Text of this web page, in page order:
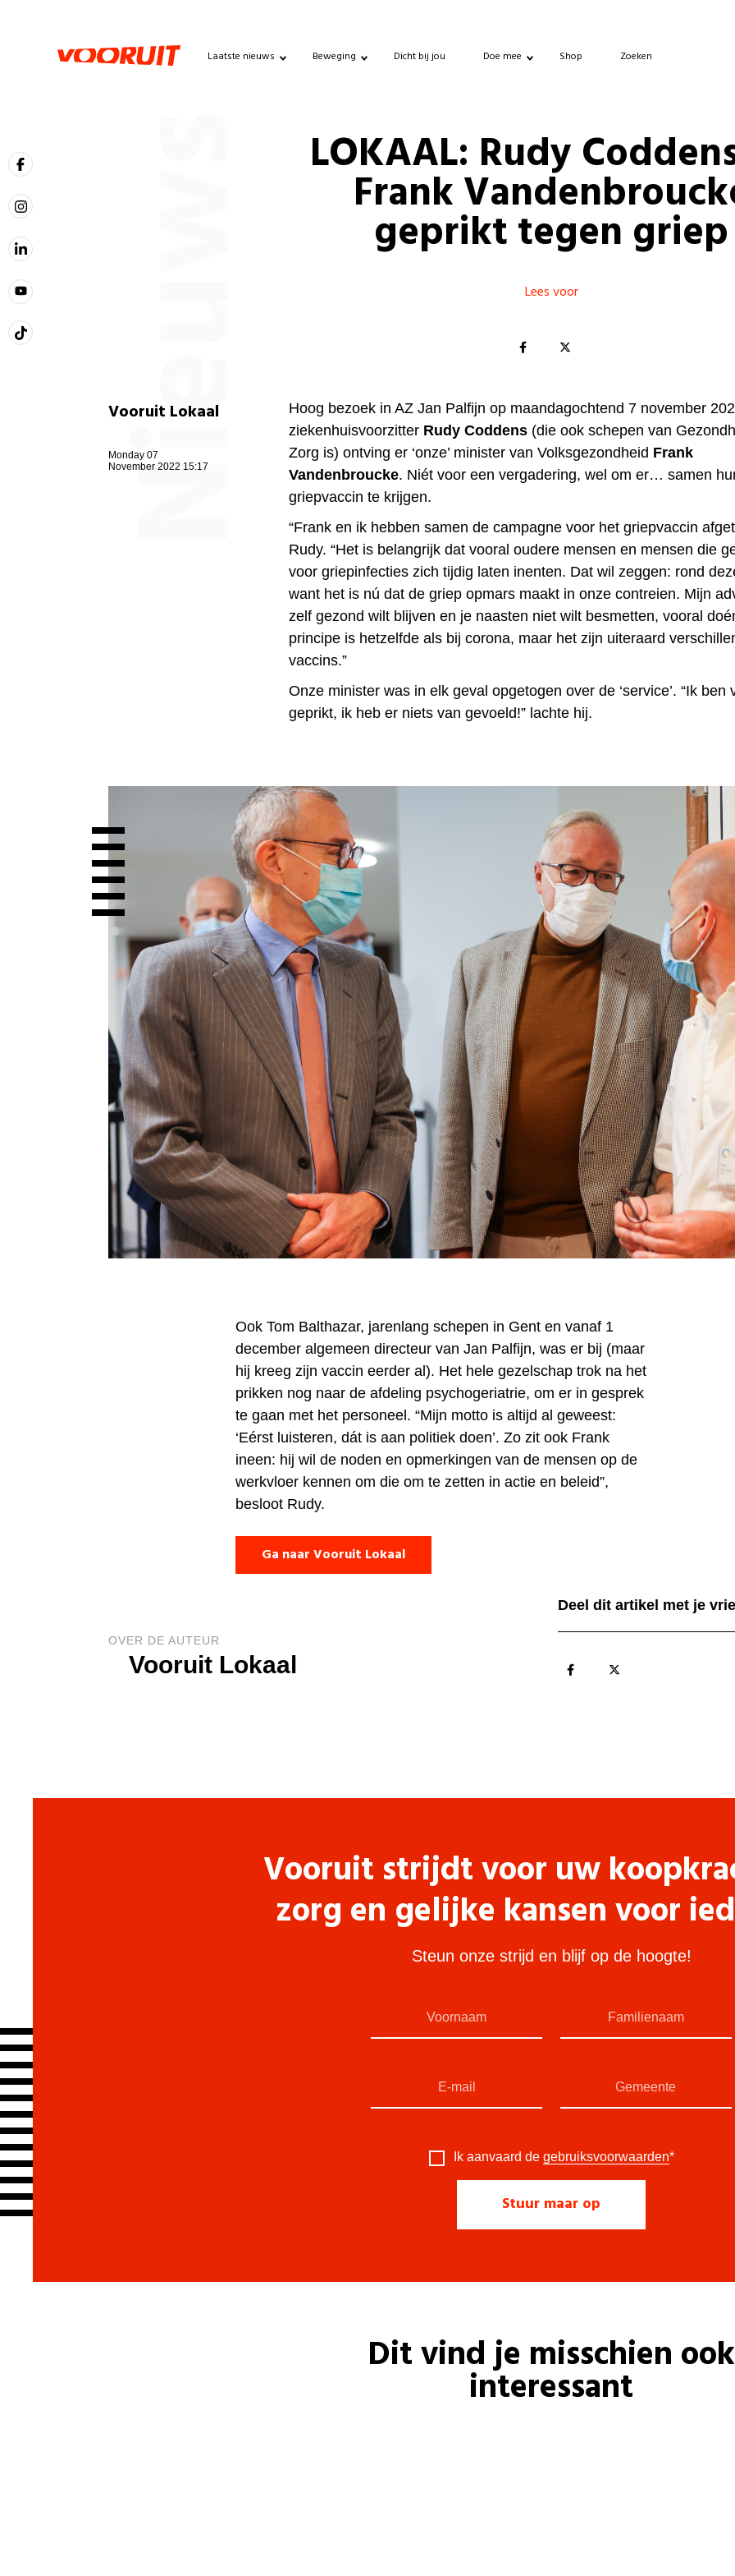
Laatste nieuws Beweging Dicht bij jou Doe mee Shop Zoeken
Nieuws LOKAAL: Rudy
Frank
geprikt tegen griep
Lees voor
Vooruit Lokaal
Monday 07
November 2022 15:17
Hoog bezoek in AZ Jan Palfijn op maandagochtend 7 november
ziekenhuisvoorzitter Rudy Coddens (die ook schepen van
Zorg is) ontving er ‘onze’ minister van Volksgezondheid Frank
Vandenbroucke. Niét voor een vergadering, wel om er… samen
griepvaccin te krijgen.
“Frank en ik hebben samen de campagne voor het griepvaccin
Rudy. “Het is belangrijk dat vooral oudere mensen en mensen die
voor griepinfecties zich tijdig laten inenten. Dat wil zeggen: rond
want het is nú dat de griep opmars maakt in onze contreien. Mijn
zelf gezond wilt blijven en je naasten niet wilt besmetten, vooral
principe is hetzelfde als bij corona, maar het zijn uiteraard
vaccins.”
Onze minister was in elk geval opgetogen over de ‘service’. “Ik ben
geprikt, ik heb er niets van gevoeld!” lachte hij.
Ook Tom Balthazar, jarenlang schepen in Gent en vanaf 1
december algemeen directeur van Jan Palfijn, was er bij (maar
hij kreeg zijn vaccin eerder al). Het hele gezelschap trok na het
prikken nog naar de afdeling psychogeriatrie, om er in gesprek
te gaan met het personeel. “Mijn motto is altijd al geweest:
‘Eérst luisteren, dát is aan politiek doen’. Zo zit ook Frank
ineen: hij wil de noden en opmerkingen van de mensen op de
werkvloer kennen om die om te zetten in actie en beleid”,
besloot Rudy.
Ga naar Vooruit Lokaal
OVER DE AUTEUR
Vooruit Lokaal
Deel dit artikel met je
Vooruit strijdt voor uw
zorg en gelijke kansen voor
Steun onze strijd en blijf op de hoogte!
Ik aanvaard de gebruiksvoorwaarden*
Dit vind je misschien ook
interessant